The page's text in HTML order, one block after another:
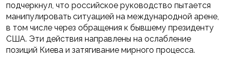
подчеркнул, что российское руководство пытается
манипулировать ситуацией на международной арене,
в том числе через обращения к бывшему президенту
США. Эти действия направлены на ослабление
позиций Киева и затягивание мирного процесса.